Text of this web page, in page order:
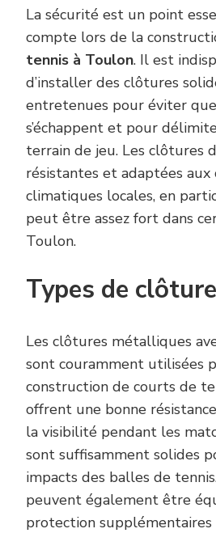
La sécurité est un point
compte lors de la
tennis à Toulon. Il est
d’installer des clôtures
entretenues pour éviter
s’échappent et pour
terrain de jeu. Les clôtures
résistantes et adaptées aux
climatiques locales, en
peut être assez fort dans
Toulon.
Types de
Les clôtures métalliques
sont couramment utilisées
construction de courts de
offrent une bonne
la visibilité pendant les
sont suffisamment solides
impacts des balles de
peuvent également être
protection supplémentaires